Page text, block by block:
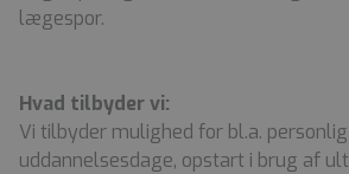
lægespor.
Hvad tilbyder vi:
Vi tilbyder mulighed for bl.a.
uddannelsesdage, opstart i brug af